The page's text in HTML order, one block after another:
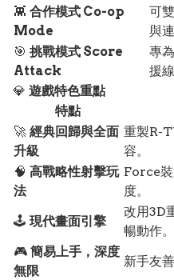
👾 合作模式 Co-op
Mode
可
與
🎯 挑戰模式 Score
Attack
專
援
💎 遊戲特色重點
特點
🚀 經典回歸與全面
升級
重製R-
容。
🧠 高戰略性射擊玩
法
Force裝
度。
🕹️ 現代畫面引擎
改用3D
暢動作。
🎮 簡易上手，深度
無限
新手友